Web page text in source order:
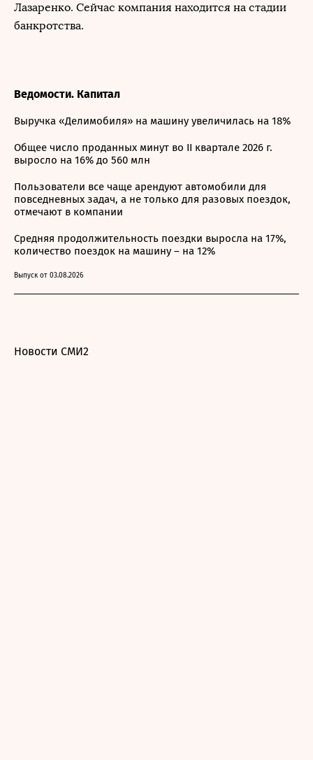
Лазаренко. Сейчас компания находится на стадии
банкротства.
Ведомости. Капитал
Выручка «Делимобиля» на машину увеличилась на 18%
Общее число проданных минут во II квартале 2026 г.
выросло на 16% до 560 млн
Пользователи все чаще арендуют автомобили для
повседневных задач, а не только для разовых поездок,
отмечают в компании
Средняя продолжительность поездки выросла на 17%,
количество поездок на машину – на 12%
Выпуск от 03.08.2026
Новости СМИ2